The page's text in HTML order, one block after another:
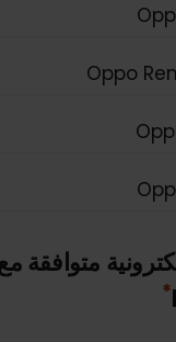
Oppo
متوافقة مع